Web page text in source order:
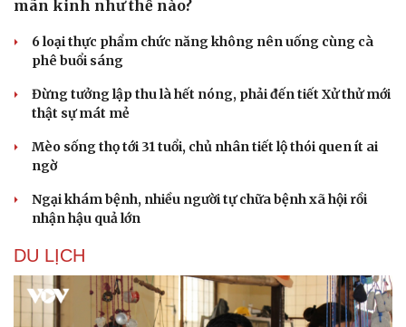
mãn kinh như thế nào?
6 loại thực phẩm chức năng không nên uống cùng cà
phê buổi sáng
Đừng tưởng lập thu là hết nóng, phải đến tiết Xử thử mới
thật sự mát mẻ
Mèo sống thọ tới 31 tuổi, chủ nhân tiết lộ thói quen ít ai
ngờ
Ngại khám bệnh, nhiều người tự chữa bệnh xã hội rồi
nhận hậu quả lớn
DU LỊCH